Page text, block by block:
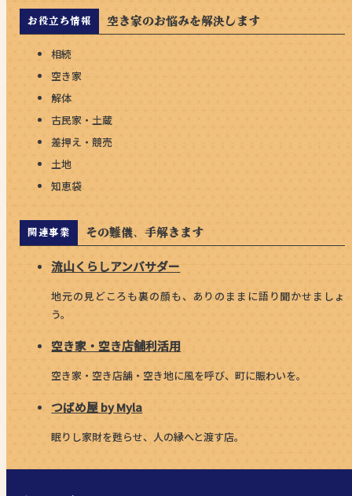
お役立ち情報 空き家のお悩みを解決します
相続
空き家
解体
古民家・土蔵
差押え・競売
土地
知恵袋
関連事業 その難儀、手解きます
流山くらしアンバサダー
地元の見どころも裏の顔も、ありのままに語り聞かせましょ
う。
空き家・空き店舗利活用
空き家・空き店舗・空き地に風を呼び、町に賑わいを。
つばめ屋 by Myla
眠りし家財を甦らせ、人の縁へと渡す店。